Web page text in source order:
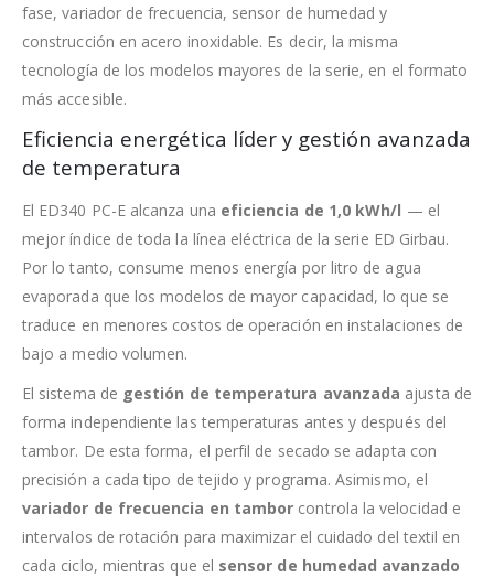
fase, variador de frecuencia, sensor de humedad y
construcción en acero inoxidable. Es decir, la misma
tecnología de los modelos mayores de la serie, en el formato
más accesible.
Eficiencia energética líder y gestión avanzada
de temperatura
El ED340 PC-E alcanza una eficiencia de 1,0 kWh/l — el
mejor índice de toda la línea eléctrica de la serie ED Girbau.
Por lo tanto, consume menos energía por litro de agua
evaporada que los modelos de mayor capacidad, lo que se
traduce en menores costos de operación en instalaciones de
bajo a medio volumen.
El sistema de gestión de temperatura avanzada ajusta de
forma independiente las temperaturas antes y después del
tambor. De esta forma, el perfil de secado se adapta con
precisión a cada tipo de tejido y programa. Asimismo, el
variador de frecuencia en tambor controla la velocidad e
intervalos de rotación para maximizar el cuidado del textil en
cada ciclo, mientras que el sensor de humedad avanzado